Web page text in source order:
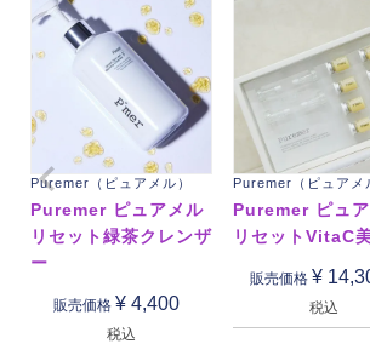
Puremer（ピュアメル）
Puremer ピュアメル
リセット緑茶クレンザ
ー
販売価格 ¥ 4,400
税込
Puremer（ピュアメ
Puremer ピュ
リセットVitaC
販売価格 ¥
税込